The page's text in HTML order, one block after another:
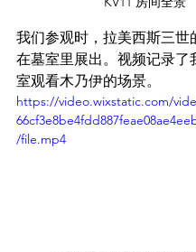
我们参观时，拉美西斯三世
在墓室里展出。视频记录了
室观看木乃伊的场景。
https://video.wixstatic.com/
/file.mp4